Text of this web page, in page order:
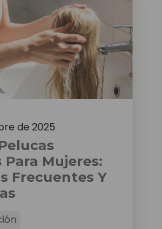
de 2025
Mujeres:
Frecuentes Y